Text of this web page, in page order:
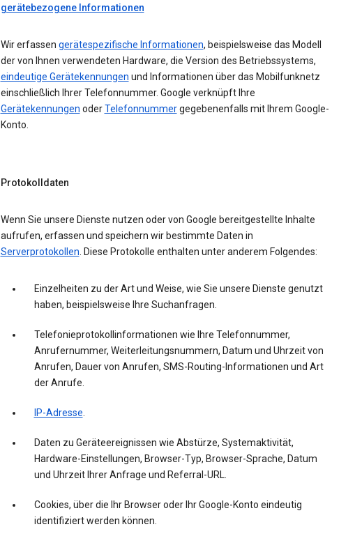
gerätebezogene Informationen
Wir erfassen gerätespezifische Informationen, beispielsweise das Modell
der von Ihnen verwendeten Hardware, die Version des Betriebssystems,
eindeutige Gerätekennungen und Informationen über das Mobilfunknetz
einschließlich Ihrer Telefonnummer. Google verknüpft Ihre
Gerätekennungen oderTelefonnummergegebenenfalls mit Ihrem Google-
Konto.
Protokolldaten
Wenn Sie unsere Dienste nutzen oder von Google bereitgestellte Inhalte
aufrufen, erfassen und speichern wir bestimmte Daten in
Serverprotokollen. Diese Protokolle enthalten unter anderem Folgendes:
Einzelheiten zu der Art und Weise, wie Sie unsere Dienste genutzt
haben, beispielsweise Ihre Suchanfragen.
Telefonieprotokollinformationen wie Ihre Telefonnummer,
Anrufernummer, Weiterleitungsnummern, Datum und Uhrzeit von
Anrufen, Dauer von Anrufen, SMS-Routing-Informationen und Art
der Anrufe.
IP-Adresse.
Daten zu Geräteereignissen wie Abstürze, Systemaktivität,
Hardware-Einstellungen, Browser-Typ, Browser-Sprache, Datum
und Uhrzeit Ihrer Anfrage und Referral-URL.
Cookies, über die Ihr Browser oder Ihr Google-Konto eindeutig
identifiziert werden können.